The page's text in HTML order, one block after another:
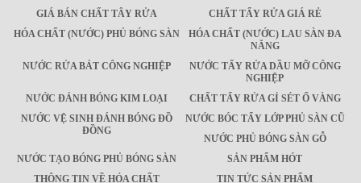
GIÁ BÁN CHẤT TÂY RỬA
CHẤT TẨY RỬA GIÁ RẺ
HÓA CHẤT (NƯỚC) PHỦ BÓNG SÀN
HÓA CHẤT (NƯỚC) LAU SÀN ĐA
NĂNG
NƯỚC RỬA BÁT CÔNG NGHIỆP
NƯỚC TẨY RỬA DẦU MỠ CÔNG
NGHIỆP
NƯỚC ĐÁNH BÓNG KIM LOẠI
CHẤT TẨY RỬA GỈ SÉT Ố VÀNG
NƯỚC VỆ SINH ĐÁNH BÓNG ĐỒ
ĐỒNG
NƯỚC BÓC TẨY LỚP PHỦ SÀN CŨ
NƯỚC PHỦ BÓNG SÀN GỖ
NƯỚC TẠO BÓNG PHỦ BÓNG SÀN
SẢN PHẨM HÓT
THÔNG TIN VỀ HÓA CHẤT
TIN TỨC SẢN PHẨM